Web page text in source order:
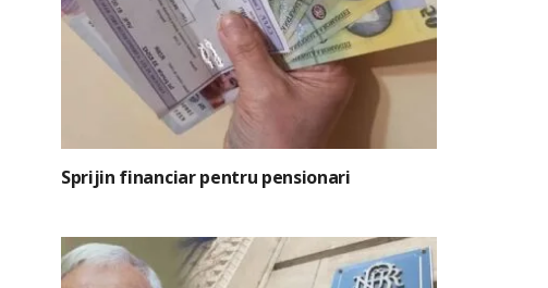
Sprijin financiar pentru pensionari